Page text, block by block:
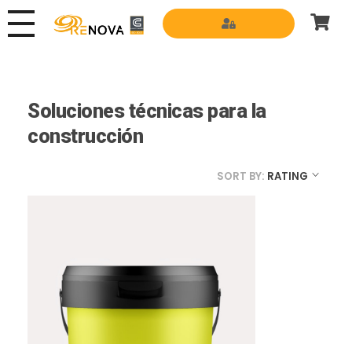
Soluciones técnicas para la
construcción
SORT BY: RATING